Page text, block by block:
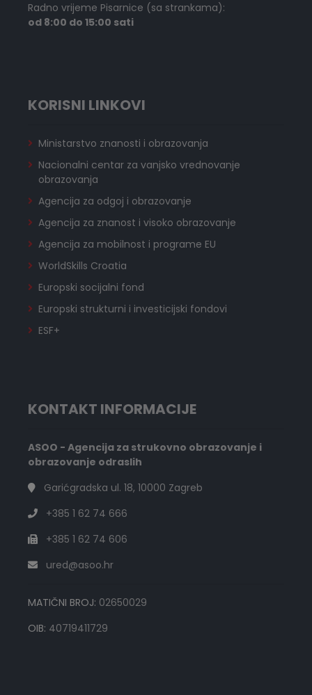
Radno vrijeme Pisarnice (sa strankama):
od 8:00 do 15:00 sati
KORISNI LINKOVI
Ministarstvo znanosti i obrazovanja
Nacionalni centar za vanjsko vrednovanje
obrazovanja
Agencija za odgoj i obrazovanje
Agencija za znanost i visoko obrazovanje
Agencija za mobilnost i programe EU
WorldSkills Croatia
Europski socijalni fond
Europski strukturni i investicijski fondovi
ESF+
KONTAKT INFORMACIJE
ASOO - Agencija za strukovno obrazovanje i
obrazovanje odraslih
Garićgradska ul. 18, 10000 Zagreb
+385 1 62 74 666
+385 1 62 74 606
ured@asoo.hr
MATIČNI BROJ: 02650029
OIB: 40719411729